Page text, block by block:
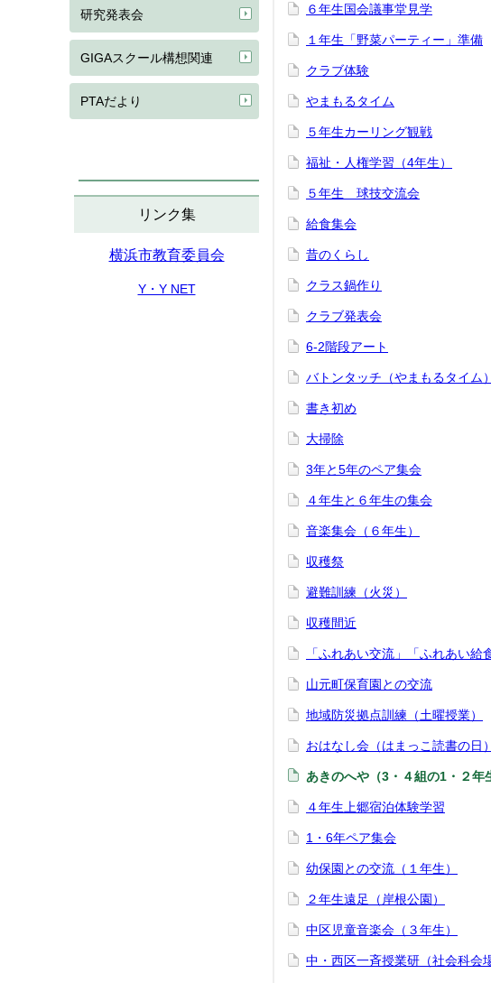
研究発表会
GIGAスクール構想関連
PTAだより
リンク集
横浜市教育委員会
Y・Y NET
６年生国会議事堂見学
１年生「野菜パーティー」準備
クラブ体験
やまもるタイム
５年生カーリング観戦
福祉・人権学習（4年生）
５年生 球技交流会
給食集会
昔のくらし
クラス鍋作り
クラブ発表会
6-2階段アート
バトンタッチ（やまもるタイム）
書き初め
大掃除
3年と5年のペア集会
４年生と６年生の集会
音楽集会（６年生）
収穫祭
避難訓練（火災）
収穫間近
「ふれあい交流」「ふれあい給
山元町保育園との交流
地域防災拠点訓練（土曜授業）
おはなし会（はまっこ読書の日）
あきのへや（3・４組の1・２年
４年生上郷宿泊体験学習
1・6年ペア集会
幼保園との交流（１年生）
２年生遠足（岸根公園）
中区児童音楽会（３年生）
中・西区一斉授業研（社会科会